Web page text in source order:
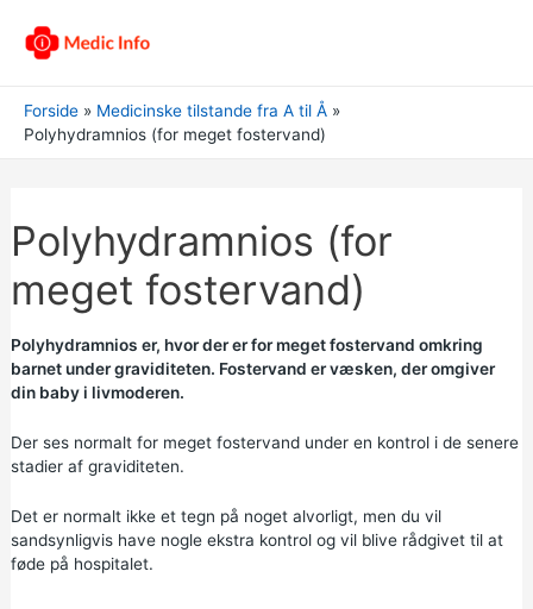
Forside
Medicinske tilstande fra A til Å
Polyhydramnios (for meget fostervand)
Polyhydramnios (for
meget fostervand)
Polyhydramnios er, hvor der er for meget fostervand omkring
barnet under graviditeten. Fostervand er væsken, der omgiver
din baby i livmoderen.
Der ses normalt for meget fostervand under en kontrol i de senere
stadier af graviditeten.
Det er normalt ikke et tegn på noget alvorligt, men du vil
sandsynligvis have nogle ekstra kontrol og vil blive rådgivet til at
føde på hospitalet.